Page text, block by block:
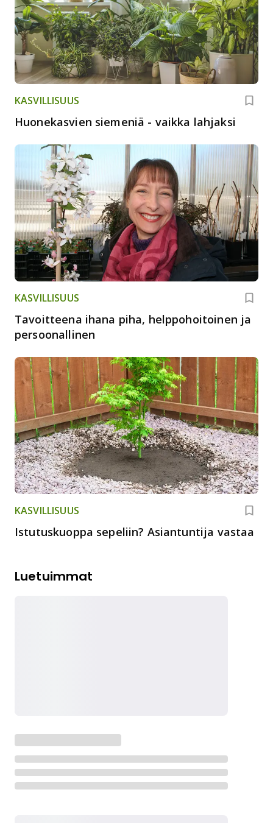
KASVILLISUUS
Huonekasvien siemeniä - vaikka lahjaksi
KASVILLISUUS
Tavoitteena ihana piha, helppohoitoinen ja
persoonallinen
KASVILLISUUS
Istutuskuoppa sepeliin? Asiantuntija vastaa
Luetuimmat